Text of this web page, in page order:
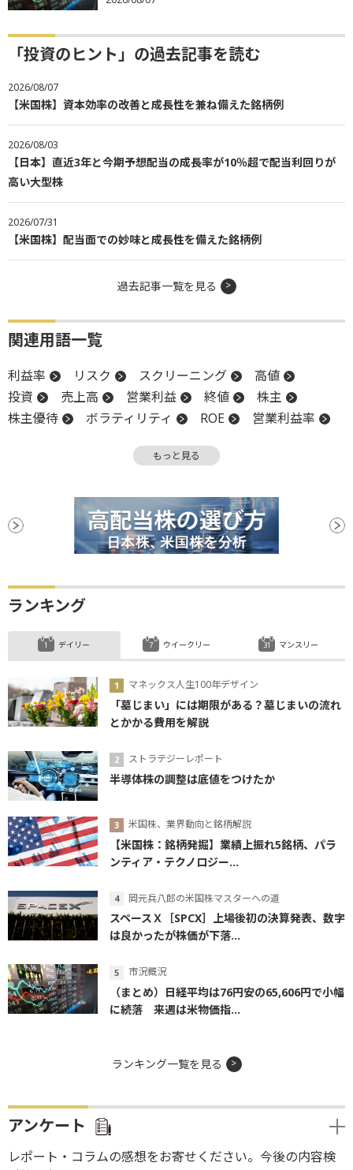
「投資のヒント」の過去記事を読む
2026/08/07
【米国株】資本効率の改善と成長性を兼ね備えた銘柄例
2026/08/03
【日本】直近3年と今期予想配当の成長率が10％超で配当利回りが
高い大型株
2026/07/31
【米国株】配当面での妙味と成長性を備えた銘柄例
過去記事一覧を見る
関連用語一覧
利益率 リスク スクリーニング
高値
投資
売上高 営業利益 終値
株主
株主優待
ボラティリティ ROE
営業利益率
もっと見る
ランキング
デイリー
マネックス人生100年デザイン
「墓じまい」には期限がある？墓じまいの流れ
とかかる費用を解説
ストラテジーレポート
半導体株の調整は底値をつけたか
米国株、業界動向と銘柄解説
【米国株：銘柄発掘】業績上振れ5銘柄、パラ
ンティア・テクノロジー...
岡元兵八郎の米国株マスターへの道
スペースＸ［SPCX］上場後初の決算発表、数字
は良かったが株価が下落...
市況概況
（まとめ）日経平均は76円安の65,606円で小幅
に続落 来週は米物価指...
ウイークリー マンスリー
ランキング一覧を見る
アンケート
レポート・コラムの感想をお寄せください。今後の内容検